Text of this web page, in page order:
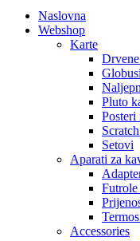
Naslovna
Webshop
Karte
Globusi
Pluto
Posteri
Setovi
Aparati za
Futrole
Accessories